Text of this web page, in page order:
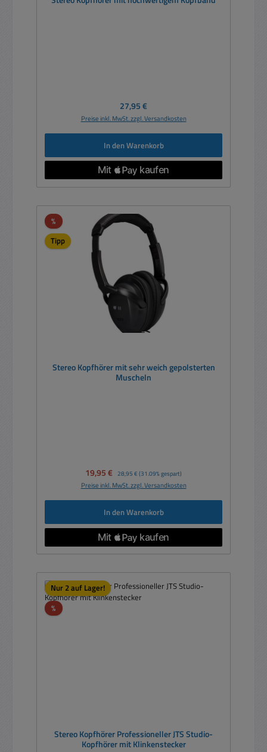
Regulärer Preis:
27,95 €
Preise inkl. MwSt. zzgl. Versandkosten
In den Warenkorb
%Rabatt
Tipp
Stereo Kopfhörer mit sehr weich gepolsterten
Muscheln
Verkaufspreis:
19,95 € Regulärer Preis:
28,95 € (31.09% gespart)
Preise inkl. MwSt. zzgl. Versandkosten
In den Warenkorb
Nur 2 auf Lager!
%Rabatt
Stereo Kopfhörer Professioneller JTS Studio-
Kopfhörer mit Klinkenstecker